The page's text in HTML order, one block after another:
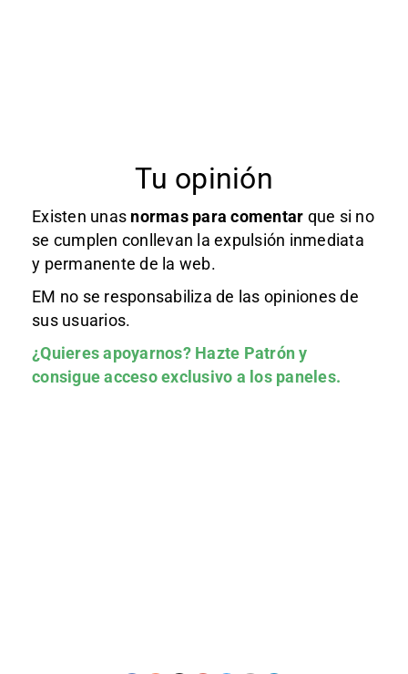
Tu opinión
Existen unas normas para comentar que si no
se cumplen conllevan la expulsión inmediata
y permanente de la web.
EM no se responsabiliza de las opiniones de
sus usuarios.
¿Quieres apoyarnos? Hazte Patróny
consigue acceso exclusivo a los paneles.